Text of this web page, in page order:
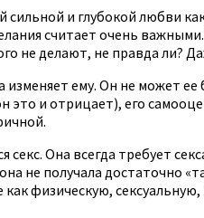
и глубокой любви
считает очень
не делают, не правда ли?
ему. Он не может
и отрицает), его
Она всегда требует
не получала достаточно
физическую, сексуальную,